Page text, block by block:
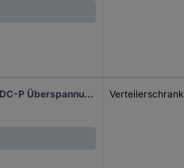
Phoenix Contact 2800796 PT-IQ-5-HF-12DC-P Überspannungsschutz-Stecker Überspannungsschutz für: Verteilerschrank 600 mA 1 St. Verteilerschrank